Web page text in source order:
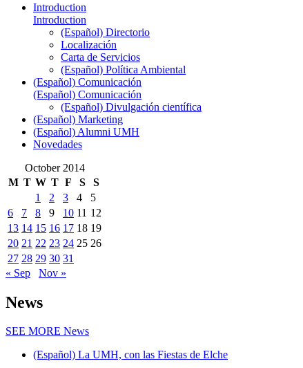
Introduction
Introduction
(Español) Directorio
Localización
Carta de Servicios
(Español) Política Ambiental
(Español) Comunicación
(Español) Comunicación
(Español) Divulgación científica
(Español) Marketing
(Español) Alumni UMH
Novedades
October 2014
M T W T F S
S
1
2 3 4
5
6
7 8 9 10 11 12
13 14 15 16 17 18 19
20 21 22 23 24 25 26
27 28 29 30 31
« Sep
Nov »
News
SEE MORE News
(Español) La UMH, con las Fiestas de Elche